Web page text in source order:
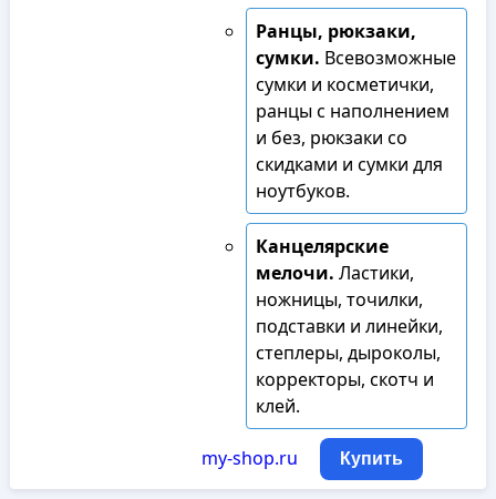
Ранцы, рюкзаки,
сумки. Всевозможные
сумки и косметички,
ранцы с наполнением
и без, рюкзаки со
скидками и сумки для
ноутбуков.
Канцелярские
мелочи. Ластики,
ножницы, точилки,
подставки и линейки,
степлеры, дыроколы,
корректоры, скотч и
клей.
my-shop.ru Купить